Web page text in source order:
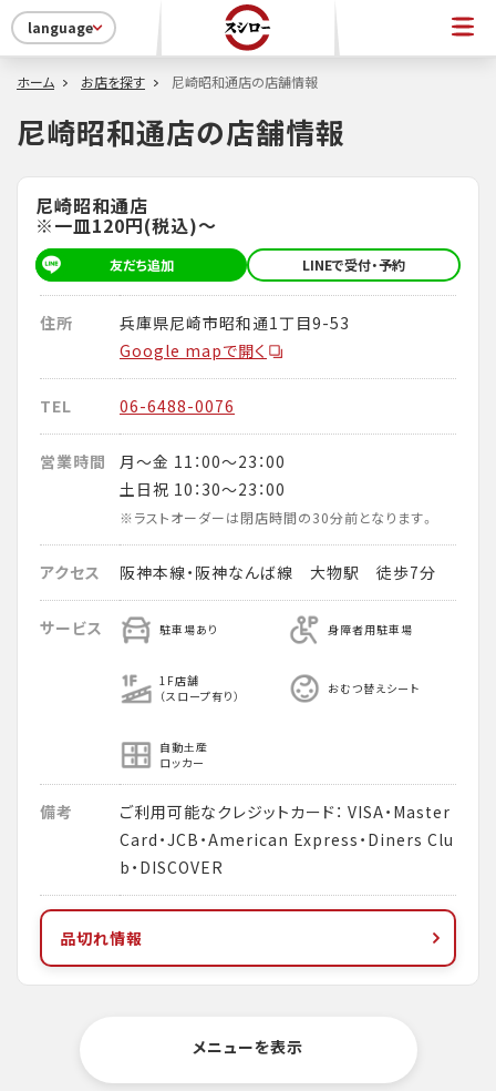
language
ホーム お店を探す 尼崎昭和通店の店舗情報
尼崎昭和通店の店舗情報
尼崎昭和通店
※一皿120円(税込)～
友だち追加 LINEで受付・予約
住所
兵庫県尼崎市昭和通1丁目9-53
Google mapで開く
TEL 06-6488-0076
営業時間
月～金 11：00～23：00
土日祝 10：30～23：00
※ラストオーダーは閉店時間の30分前となります。
アクセス 阪神本線・阪神なんば線 大物駅 徒歩7分
サービス 駐車場あり 身障者用駐車場
1F店舗
（スロープ有り）
おむつ替えシート
自動土産
ロッカー
備考
ご利用可能なクレジットカード： VISA・Master
Card・JCB・American Express・Diners Clu
b・DISCOVER
品切れ情報
メニューを表示